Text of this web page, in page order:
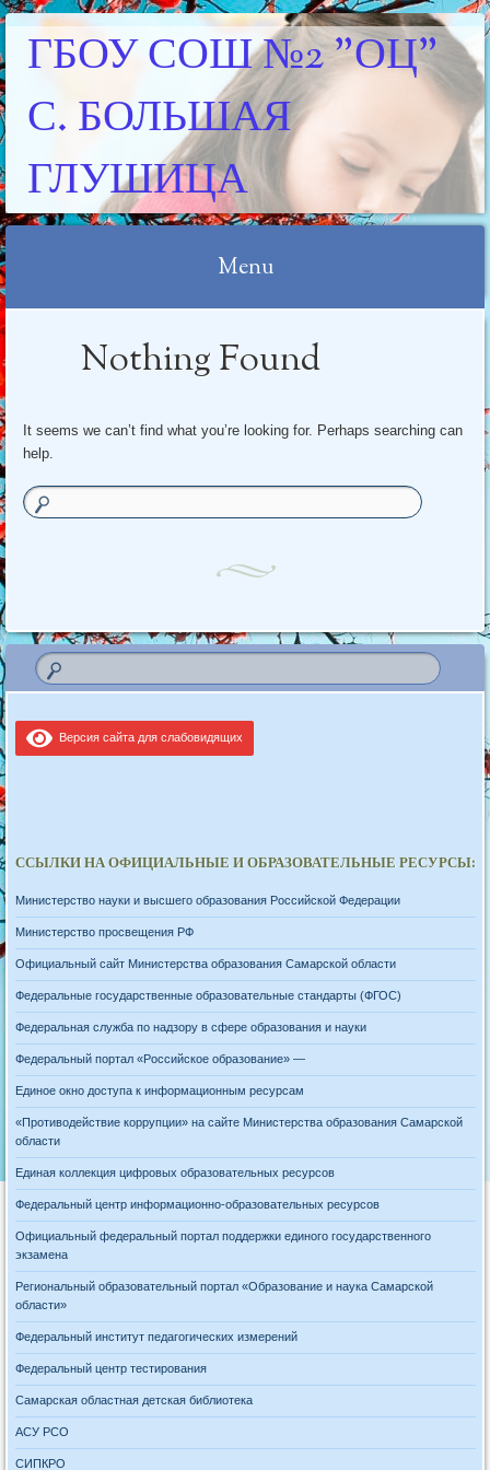
ГБОУ СОШ №2 "ОЦ"
С. БОЛЬШАЯ
ГЛУШИЦА
Menu
Nothing Found
It seems we can’t find what you’re looking for. Perhaps searching can
help.
Версия сайта для слабовидящих
ССЫЛКИ НА ОФИЦИАЛЬНЫЕ И ОБРАЗОВАТЕЛЬНЫЕ РЕСУРСЫ:
Министерство науки и высшего образования Российской Федерации
Министерство просвещения РФ
Официальный сайт Министерства образования Самарской области
Федеральные государственные образовательные стандарты (ФГОС)
Федеральная служба по надзору в сфере образования и науки
Федеральный портал «Российское образование» —
Единое окно доступа к информационным ресурсам
«Противодействие коррупции» на сайте Министерства образования Самарской
области
Единая коллекция цифровых образовательных ресурсов
Федеральный центр информационно-образовательных ресурсов
Официальный федеральный портал поддержки единого государственного
экзамена
Региональный образовательный портал «Образование и наука Самарской
области»
Федеральный институт педагогических измерений
Федеральный центр тестирования
Самарская областная детская библиотека
АСУ РСО
СИПКРО